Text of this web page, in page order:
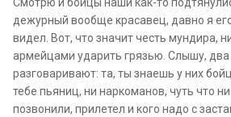
Смотрю и бойцы наши как-то
дежурный вообще красавец, давно я
видел. Вот, что значит честь мундира,
армейцами ударить грязью. Слышу,
разговаривают: та, ты знаешь у них
тебе пьяниц, ни наркоманов, чуть что
позвонили, прилетел и кого надо с